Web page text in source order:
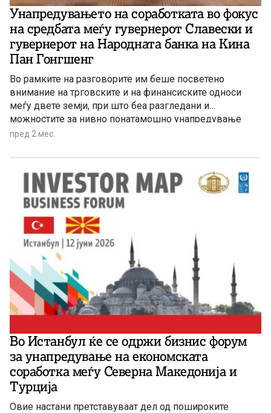
Унапредувањето на соработката во фокус
на средбата меѓу гувернерот Славески и
гувернерот на Народната банка на Кина
Пан Гонгшенг
Во рамките на разговорите им беше посветено
внимание на трговските и на финансиските односи
меѓу двете земји, при што беа разгледани и
можностите за нивно понатамошно унапредување
преку продлабочување на институционалната
традиција на пријателски односи меѓу двете земји,
како и подготвеноста на Народната банка за
натамошно засилување на дијалогот и размената на
искуства со Народната банка на Кина.
пред 2 мес.
Во Истанбул ќе се одржи бизнис форум
за унапредување на економската
соработка меѓу Северна Македонија и
Турција
Овие настани претставуваат дел од пошироките